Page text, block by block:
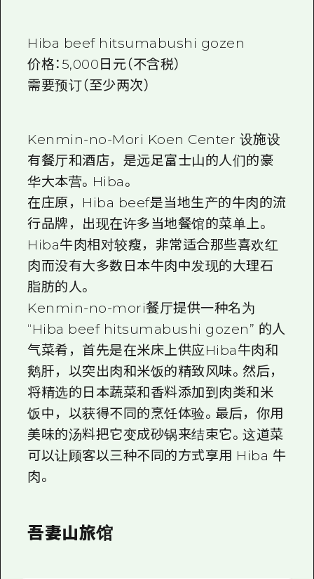
Hiba beef hitsumabushi gozen
价格：5,000日元（不含税）
需要预订（至少两次）
Kenmin-no-Mori Koen Center 设施设
有餐厅和酒店，是远足富士山的人们的豪
华大本营。Hiba。
在庄原，Hiba beef是当地生产的牛肉的流
行品牌，出现在许多当地餐馆的菜单上。
Hiba牛肉相对较瘦，非常适合那些喜欢红
肉而没有大多数日本牛肉中发现的大理石
脂肪的人。
Kenmin-no-mori餐厅提供一种名为
“Hiba beef hitsumabushi gozen” 的人
气菜肴，首先是在米床上供应Hiba牛肉和
鹅肝，以突出肉和米饭的精致风味。然后，
将精选的日本蔬菜和香料添加到肉类和米
饭中，以获得不同的烹饪体验。最后，你用
美味的汤料把它变成砂锅来结束它。这道菜
可以让顾客以三种不同的方式享用 Hiba 牛
肉。
吾妻山旅馆